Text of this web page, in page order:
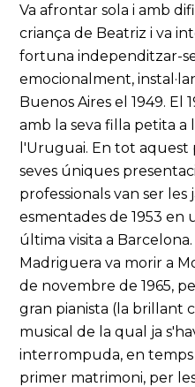
Va afrontar sola i amb
criança de Beatriz i va
fortuna independitzar-
emocionalment,
Buenos Aires el 1949. El
amb la seva filla petita a
l'Uruguai. En tot aquest
seves úniques
professionals van ser les
esmentades de 1953 en
última visita a
Madriguera va morir a
de novembre de 1965,
gran pianista (la brillant
musical de la qual ja
interrompuda, en temps
primer matrimoni, per